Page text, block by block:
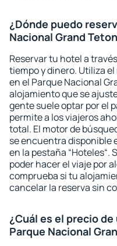
¿Dónde puedo
Nacional Grand
Reservar tu hotel a
tiempo y dinero. Utiliza
en el Parque Nacional
alojamiento que se
gente suele optar por el
permite a los viajeros
total. El motor de
se encuentra disponible
en la pestaña “Hoteles“.
poder hacer el viaje por
comprueba si tu
cancelar la reserva sin
¿Cuál es el precio
Parque Nacional